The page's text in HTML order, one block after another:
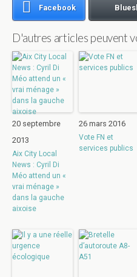
Facebook
D'autres articles peuvent
20 septembre
2013
Aix City Local
News : Cyril Di
Méo attend un «
vrai ménage »
dans la gauche
aixoise
26 mars 2016
Vote FN et
services publics